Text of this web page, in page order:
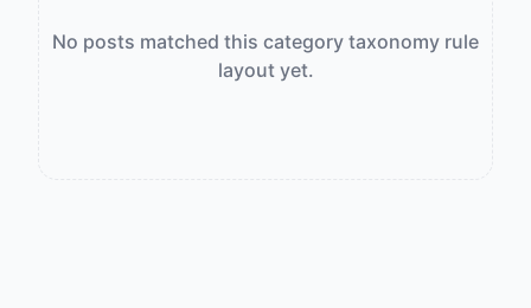
No posts matched this category taxonomy rule
layout yet.